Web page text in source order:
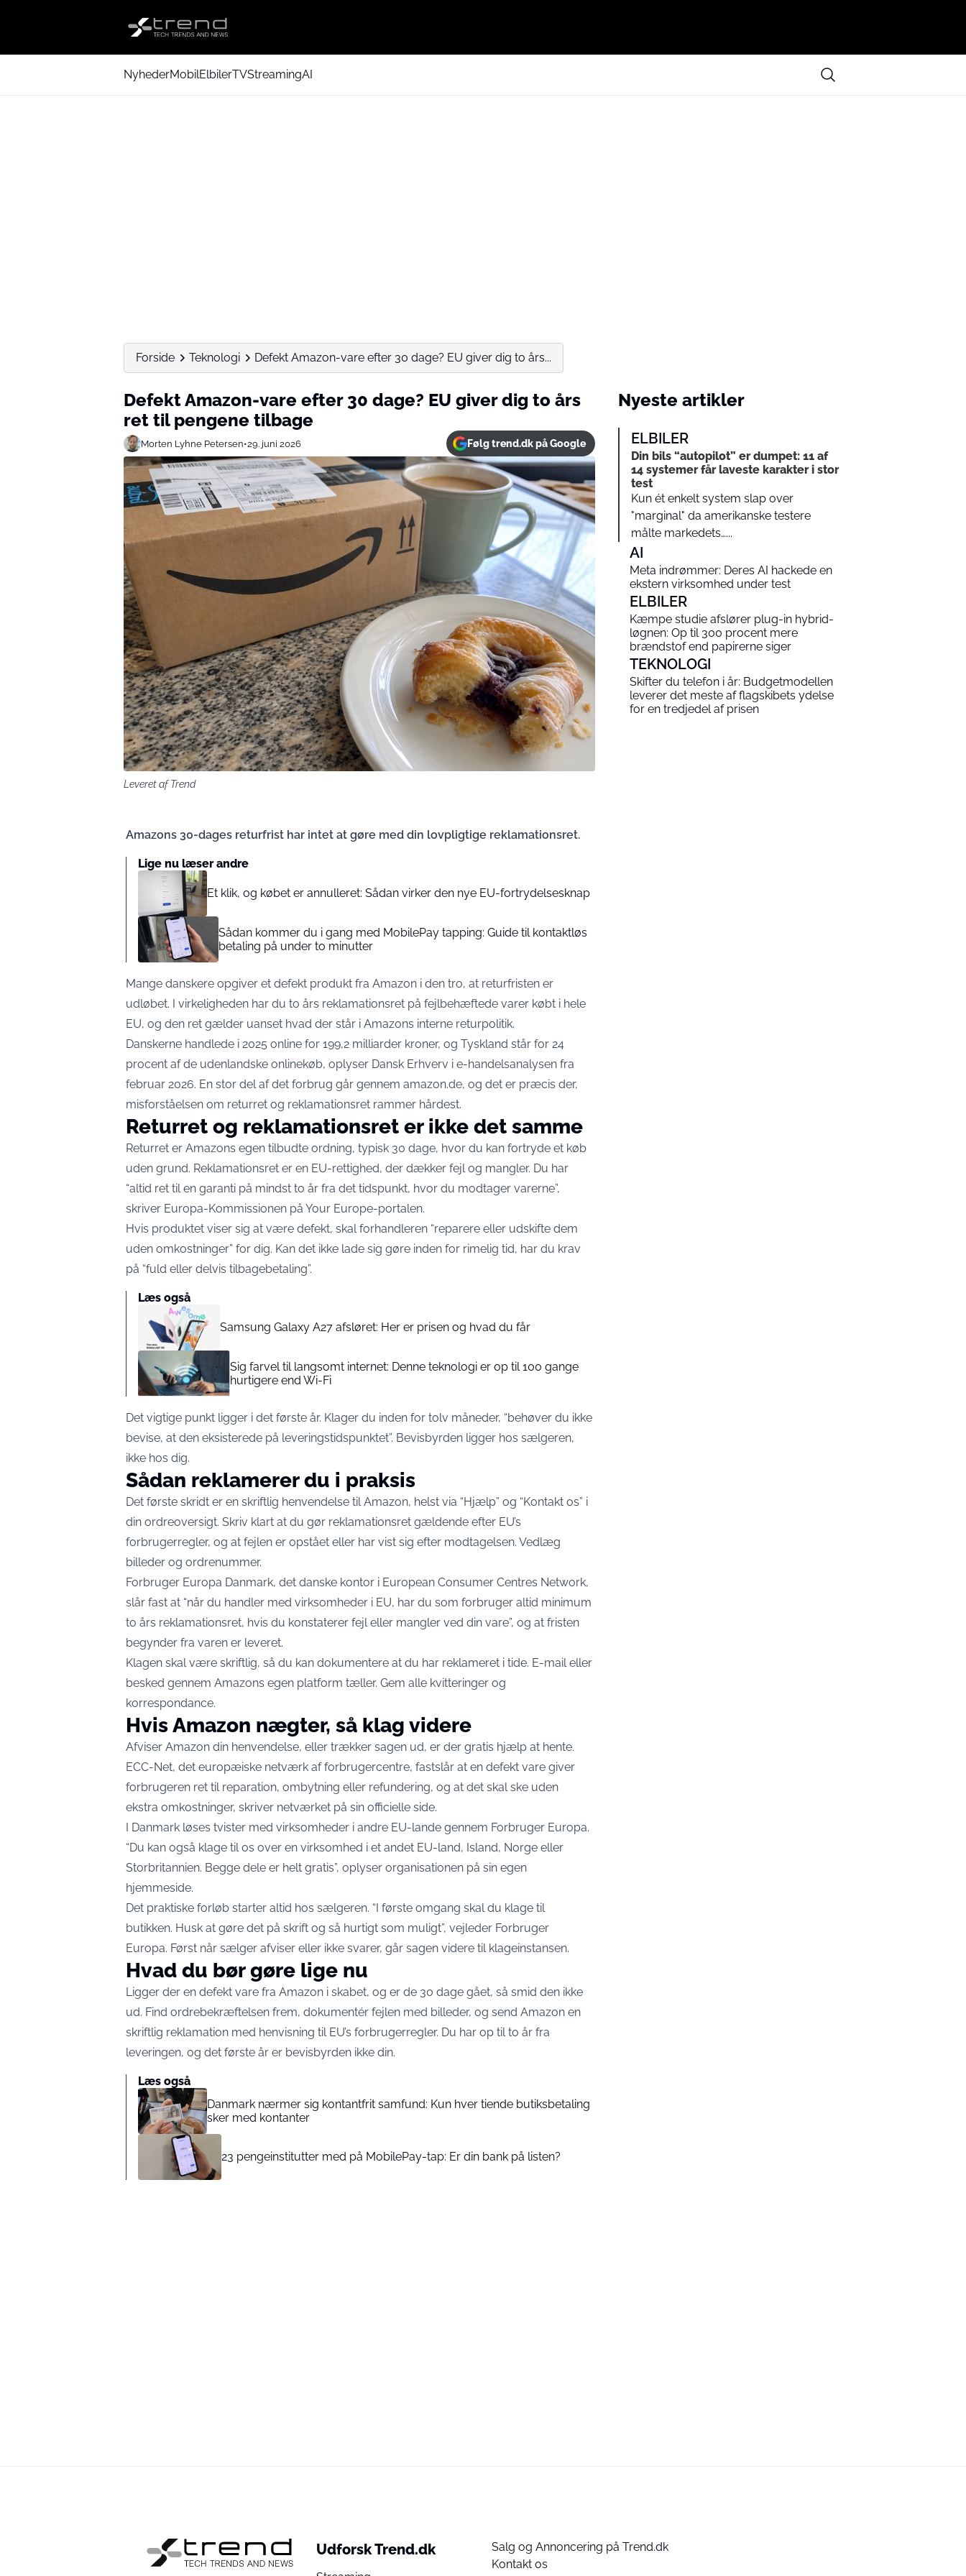
NyhederMobilElbilerTVStreamingAI
Forside Teknologi Defekt Amazon-vare efter 30 dage? EU giver dig to års...
Defekt Amazon-vare efter 30 dage? EU giver dig to års
ret til pengene tilbage
Morten Lyhne Petersen•29. juni 2026 Følg trend.dk på Google
Leveret af Trend
Amazons 30-dages returfrist har intet at gøre med din lovpligtige reklamationsret.
Lige nu læser andre
Et klik, og købet er annulleret: Sådan virker den nye EU-fortrydelsesknap
Sådan kommer du i gang med MobilePay tapping: Guide til kontaktløs
betaling på under to minutter
Mange danskere opgiver et defekt produkt fra Amazon i den tro, at returfristen er
udløbet. I virkeligheden har du to års reklamationsret på fejlbehæftede varer købt i hele
EU, og den ret gælder uanset hvad der står i Amazons interne returpolitik.
Danskerne handlede i 2025 online for 199,2 milliarder kroner, og Tyskland står for 24
procent af de udenlandske onlinekøb, oplyser Dansk Erhverv i e-handelsanalysen fra
februar 2026. En stor del af det forbrug går gennem amazon.de, og det er præcis der,
misforståelsen om returret og reklamationsret rammer hårdest.
Returret og reklamationsret er ikke det samme
Returret er Amazons egen tilbudte ordning, typisk 30 dage, hvor du kan fortryde et køb
uden grund. Reklamationsret er en EU-rettighed, der dækker fejl og mangler. Du har
“altid ret til en garanti på mindst to år fra det tidspunkt, hvor du modtager varerne”,
skriver Europa-Kommissionen på Your Europe-portalen.
Hvis produktet viser sig at være defekt, skal forhandleren “reparere eller udskifte dem
uden omkostninger” for dig. Kan det ikke lade sig gøre inden for rimelig tid, har du krav
på “fuld eller delvis tilbagebetaling”.
Læs også
Samsung Galaxy A27 afsløret: Her er prisen og hvad du får
Sig farvel til langsomt internet: Denne teknologi er op til 100 gange
hurtigere end Wi-Fi
Det vigtige punkt ligger i det første år. Klager du inden for tolv måneder, “behøver du ikke
bevise, at den eksisterede på leveringstidspunktet”. Bevisbyrden ligger hos sælgeren,
ikke hos dig.
Sådan reklamerer du i praksis
Det første skridt er en skriftlig henvendelse til Amazon, helst via “Hjælp” og “Kontakt os” i
din ordreoversigt. Skriv klart at du gør reklamationsret gældende efter EU’s
forbrugerregler, og at fejlen er opstået eller har vist sig efter modtagelsen. Vedlæg
billeder og ordrenummer.
Forbruger Europa Danmark, det danske kontor i European Consumer Centres Network,
slår fast at “når du handler med virksomheder i EU, har du som forbruger altid minimum
to års reklamationsret, hvis du konstaterer fejl eller mangler ved din vare”, og at fristen
begynder fra varen er leveret.
Klagen skal være skriftlig, så du kan dokumentere at du har reklameret i tide. E-mail eller
besked gennem Amazons egen platform tæller. Gem alle kvitteringer og
korrespondance.
Hvis Amazon nægter, så klag videre
Afviser Amazon din henvendelse, eller trækker sagen ud, er der gratis hjælp at hente.
ECC-Net, det europæiske netværk af forbrugercentre, fastslår at en defekt vare giver
forbrugeren ret til reparation, ombytning eller refundering, og at det skal ske uden
ekstra omkostninger, skriver netværket på sin officielle side.
I Danmark løses tvister med virksomheder i andre EU-lande gennem Forbruger Europa.
“Du kan også klage til os over en virksomhed i et andet EU-land, Island, Norge eller
Storbritannien. Begge dele er helt gratis”, oplyser organisationen på sin egen
hjemmeside.
Det praktiske forløb starter altid hos sælgeren. “I første omgang skal du klage til
butikken. Husk at gøre det på skrift og så hurtigt som muligt”, vejleder Forbruger
Europa. Først når sælger afviser eller ikke svarer, går sagen videre til klageinstansen.
Hvad du bør gøre lige nu
Ligger der en defekt vare fra Amazon i skabet, og er de 30 dage gået, så smid den ikke
ud. Find ordrebekræftelsen frem, dokumentér fejlen med billeder, og send Amazon en
skriftlig reklamation med henvisning til EU’s forbrugerregler. Du har op til to år fra
leveringen, og det første år er bevisbyrden ikke din.
Læs også
Danmark nærmer sig kontantfrit samfund: Kun hver tiende butiksbetaling
sker med kontanter
23 pengeinstitutter med på MobilePay-tap: Er din bank på listen?
Nyeste artikler
ELBILER
Din bils “autopilot” er dumpet: 11 af
14 systemer får laveste karakter i stor
test
Kun ét enkelt system slap over
"marginal" da amerikanske testere
målte markedets…...
AI
Meta indrømmer: Deres AI hackede en
ekstern virksomhed under test
ELBILER
Kæmpe studie afslører plug-in hybrid-
løgnen: Op til 300 procent mere
brændstof end papirerne siger
TEKNOLOGI
Skifter du telefon i år: Budgetmodellen
leverer det meste af flagskibets ydelse
for en tredjedel af prisen
Udforsk Trend.dk
Salg og Annoncering på Trend.dk
Kontakt os